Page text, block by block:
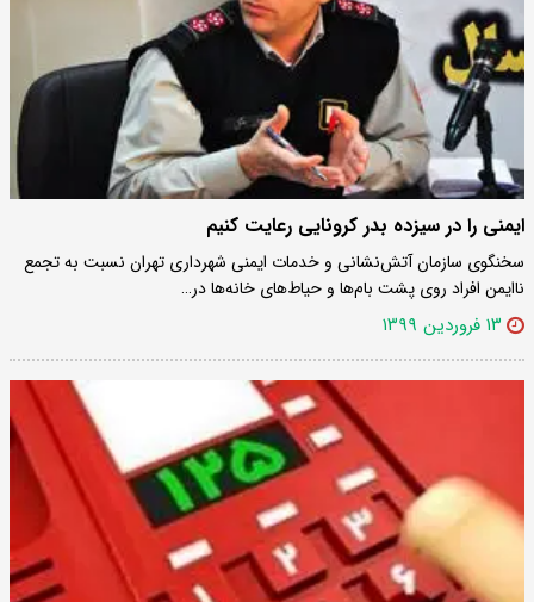
ایمنی را در سیزده بدر کرونایی رعایت کنیم
سخنگوی سازمان آتش‌نشانی و خدمات ایمنی شهرداری تهران نسبت به تجمع
ناایمن افراد روی پشت بام‌ها و حیاط‌های خانه‌ها در…
۱۳ فروردین ۱۳۹۹